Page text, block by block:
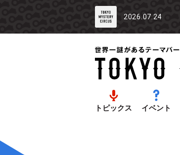
2026.07.24
トピックス イベント